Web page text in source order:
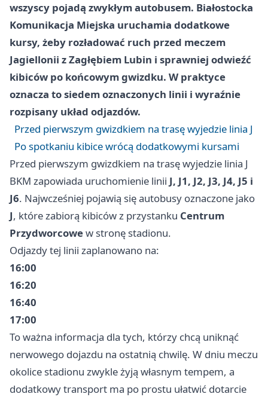
wszyscy pojadą zwykłym autobusem. Białostocka
Komunikacja Miejska uruchamia dodatkowe
kursy, żeby rozładować ruch przed meczem
Jagiellonii z Zagłębiem Lubin i sprawniej odwieźć
kibiców po końcowym gwizdku. W praktyce
oznacza to siedem oznaczonych linii i wyraźnie
rozpisany układ odjazdów.
Przed pierwszym gwizdkiem na trasę wyjedzie linia J
Po spotkaniu kibice wrócą dodatkowymi kursami
Przed pierwszym gwizdkiem na trasę wyjedzie linia J
BKM zapowiada uruchomienie linii J, J1, J2, J3, J4, J5 i
J6. Najwcześniej pojawią się autobusy oznaczone jako
J, które zabiorą kibiców z przystanku Centrum
Przydworcowew stronę stadionu.
Odjazdy tej linii zaplanowano na:
16:00
16:20
16:40
17:00
To ważna informacja dla tych, którzy chcą uniknąć
nerwowego dojazdu na ostatnią chwilę. W dniu meczu
okolice stadionu zwykle żyją własnym tempem, a
dodatkowy transport ma po prostu ułatwić dotarcie